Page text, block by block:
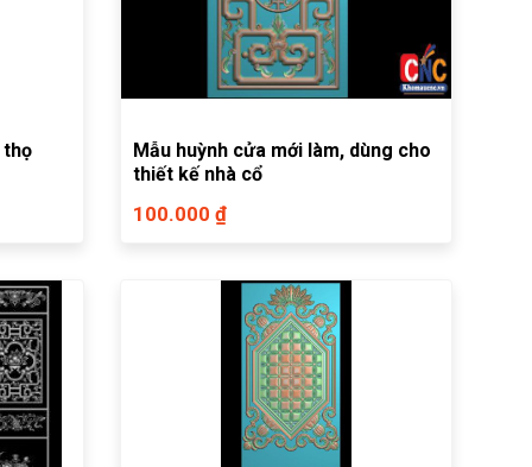
thọ
Mẫu huỳnh cửa mới làm, dùng cho
thiết kế nhà cổ
100.000 ₫